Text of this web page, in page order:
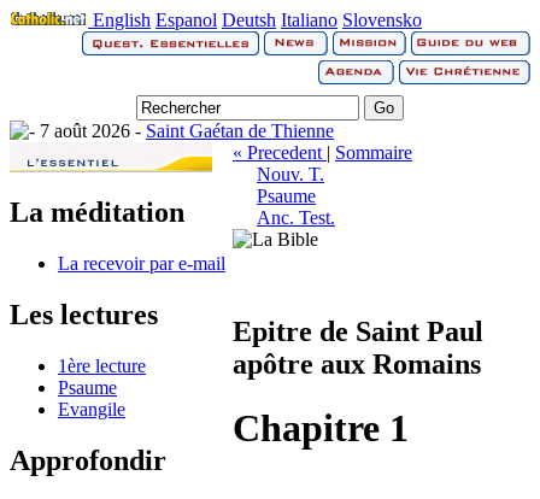
English Espanol Deutsh Italiano Slovensko
7 août 2026 - Saint Gaétan de Thienne
La méditation
La recevoir par e-mail
Les lectures
1ère lecture
Psaume
Evangile
Approfondir
« Precedent | Sommaire
Nouv. T.
Psaume
Anc. Test.
Epitre de Saint Paul
apôtre aux Romains
Chapitre 1